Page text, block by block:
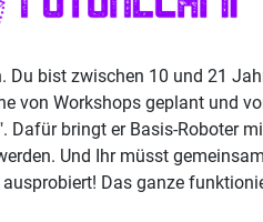
Du bist zwischen 10 und 21
von Workshops geplant und
Dafür bringt er Basis-Roboter
Und Ihr müsst
Das ganze